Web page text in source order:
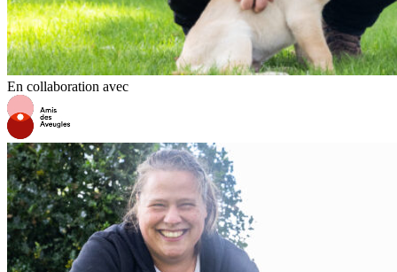
En collaboration avec